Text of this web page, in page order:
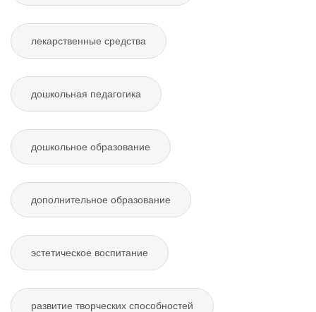
лекарственные средства
дошкольная педагогика
дошкольное образование
дополнительное образование
эстетическое воспитание
развитие творческих способностей